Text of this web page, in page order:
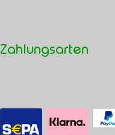
Zahlungsarten